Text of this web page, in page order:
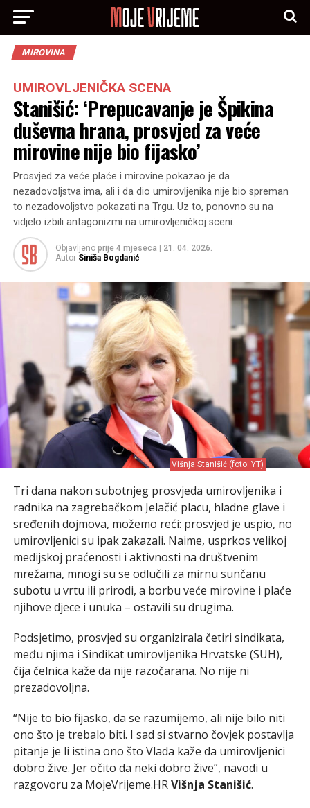
MIROVINA
UMIROVLJENIČKA SCENA
Stanišić: ‘Prepucavanje je Špikina
duševna hrana, prosvjed za veće
mirovine nije bio fijasko’
Prosvjed za veće plaće i mirovine pokazao je da
nezadovoljstva ima, ali i da dio umirovljenika nije bio spreman
to nezadovoljstvo pokazati na Trgu. Uz to, ponovno su na
vidjelo izbili antagonizmi na umirovljeničkoj sceni.
Objavljeno prije 4 mjeseca
21. 04. 2026.
Autor Siniša Bogdanić
Višnja Stanišić (foto: YT)
Tri dana nakon subotnjeg prosvjeda umirovljenika i
radnika na zagrebačkom Jelačić placu, hladne glave i
sređenih dojmova, možemo reći: prosvjed je uspio, no
umirovljenici su ipak zakazali. Naime, usprkos velikoj
medijskoj praćenosti i aktivnosti na društvenim
mrežama, mnogi su se odlučili za mirnu sunčanu
subotu u vrtu ili prirodi, a borbu veće mirovine i plaće
njihove djece i unuka – ostavili su drugima.
Podsjetimo, prosvjed su organizirala četiri sindikata,
među njima i Sindikat umirovljenika Hrvatske (SUH),
čija čelnica kaže da nije razočarana. No nije ni
prezadovoljna.
“Nije to bio fijasko, da se razumijemo, ali nije bilo niti
ono što je trebalo biti. I sad si stvarno čovjek postavlja
pitanje je li istina ono što Vlada kaže da umirovljenici
dobro žive. Jer očito da neki dobro žive”, navodi u
razgovoru za MojeVrijeme.HRVišnja Stanišić.